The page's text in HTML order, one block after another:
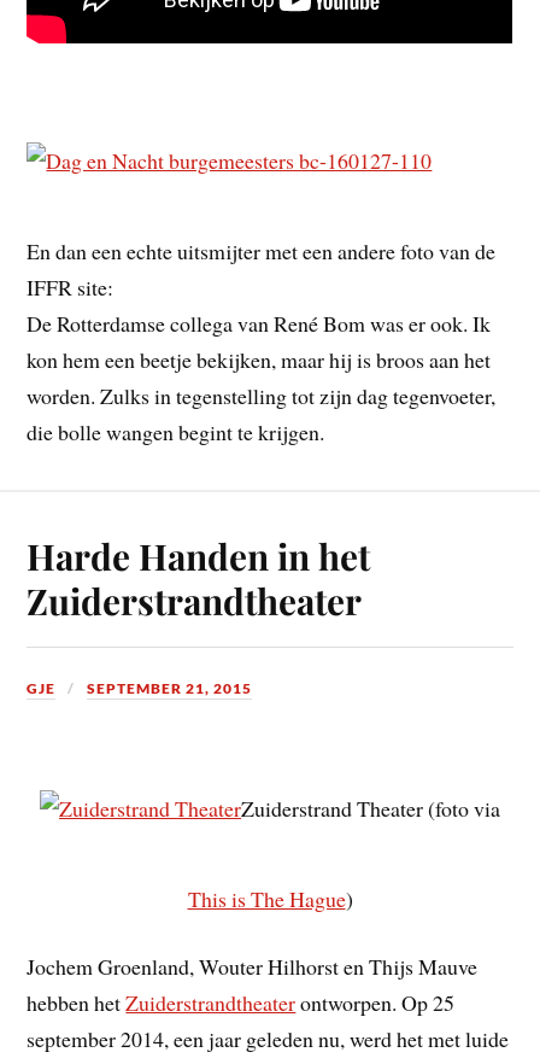
En dan een echte uitsmijter met een andere foto van de
IFFR site:
De Rotterdamse collega van René Bom was er ook. Ik
kon hem een beetje bekijken, maar hij is broos aan het
worden. Zulks in tegenstelling tot zijn dag tegenvoeter,
die bolle wangen begint te krijgen.
Harde Handen in het
Zuiderstrandtheater
GJE SEPTEMBER 21, 2015
Zuiderstrand Theater (foto via
This is The Hague)
Jochem Groenland, Wouter Hilhorst en Thijs Mauve
hebben hetZuiderstrandtheaterontworpen. Op 25
september 2014, een jaar geleden nu, werd het met luide